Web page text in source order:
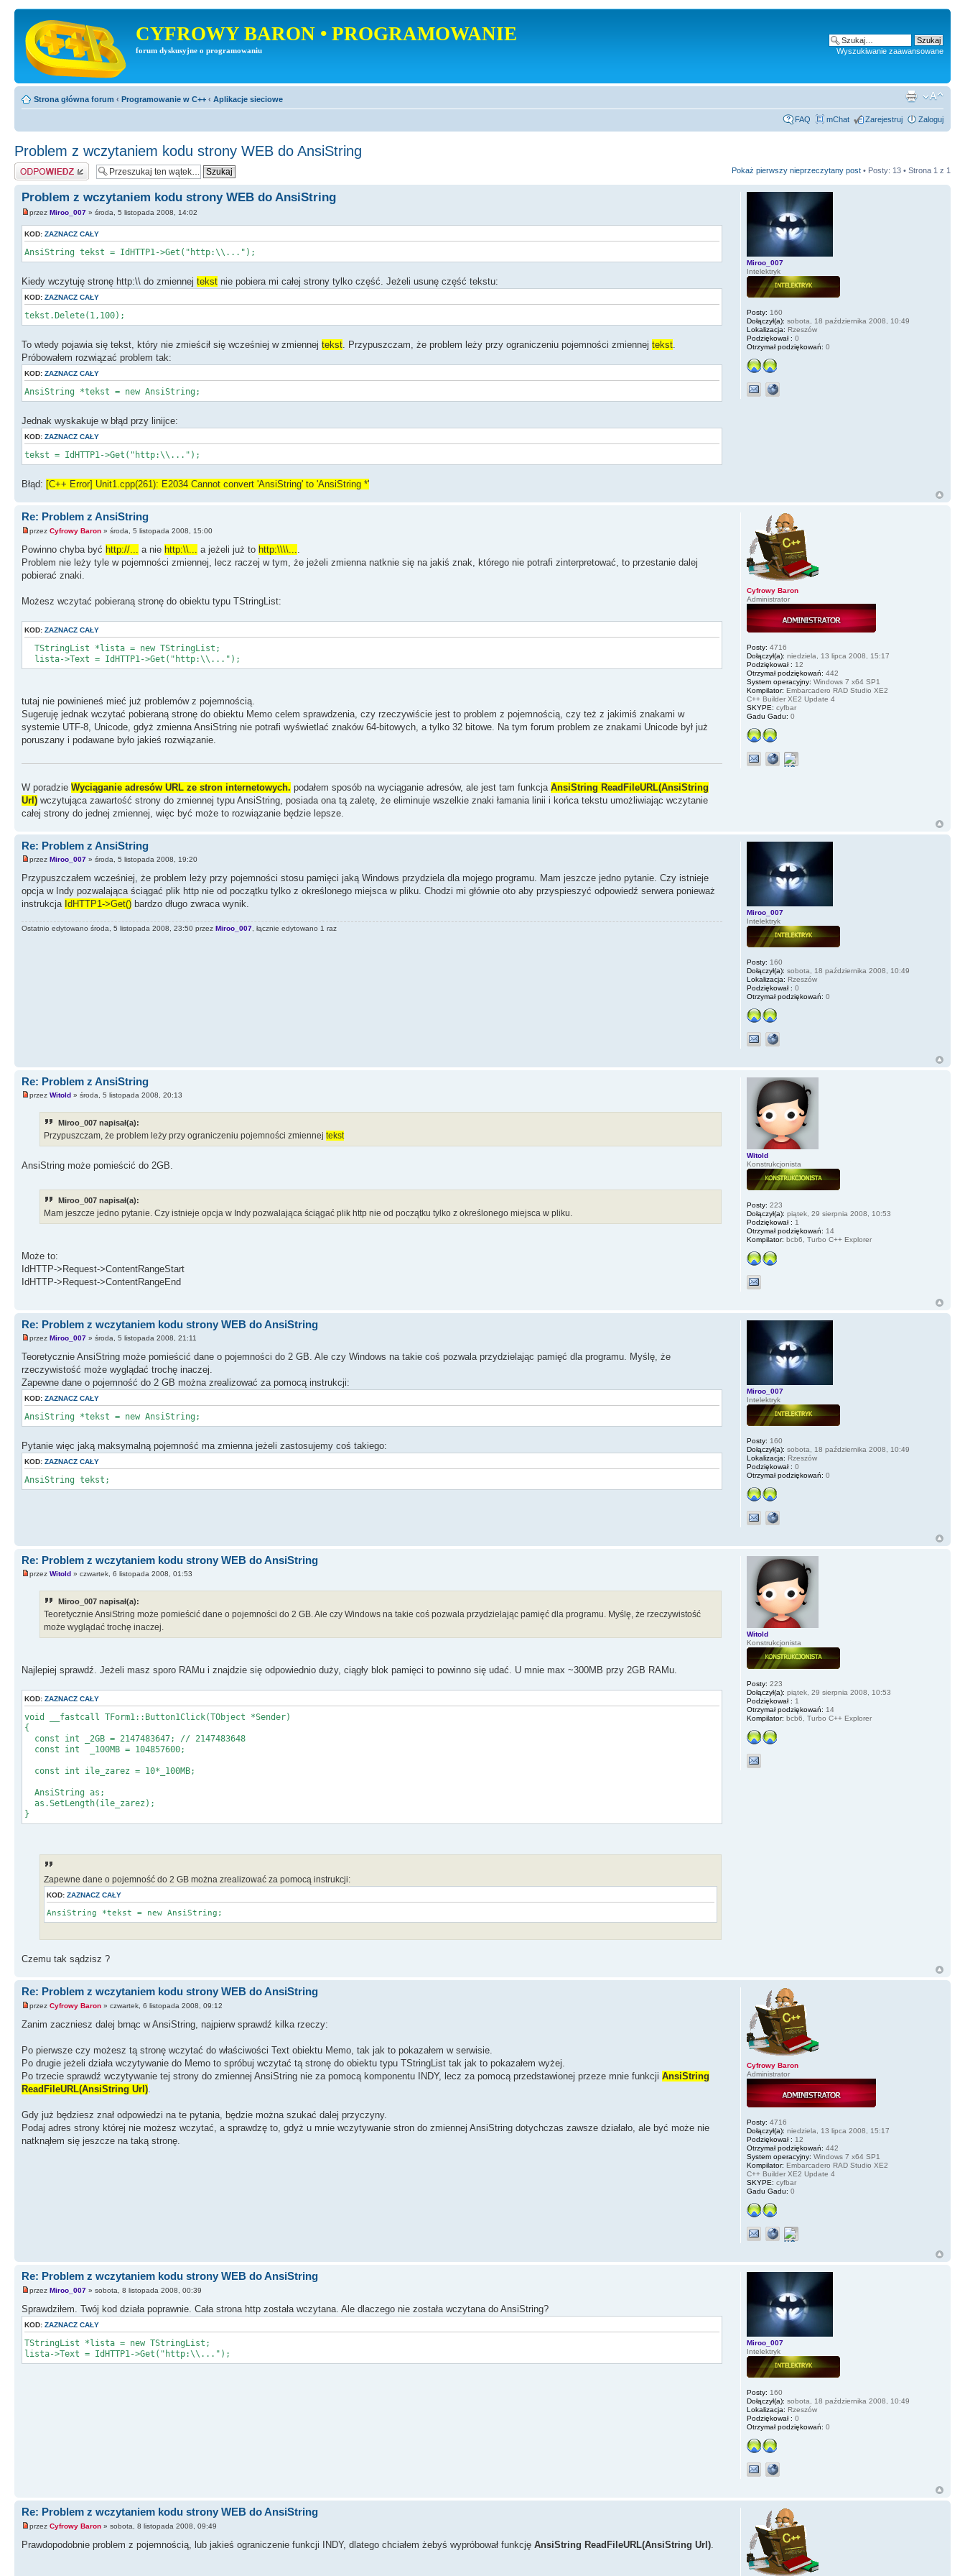
CYFROWY BARON • PROGRAMOWANIE
forum dyskusyjne o programowaniu Wyszukiwanie zaawansowane
Strona główna forum ‹ Programowanie w C++ ‹ Aplikacje sieciowe
FAQ mChat Zarejestruj Zaloguj
Problem z wczytaniem kodu strony WEB do AnsiString
Odpowiedz Pokaż pierwszy nieprzeczytany post • Posty: 13 • Strona 1 z 1
Problem z wczytaniem kodu strony WEB do AnsiString
przez Miroo_007 » środa, 5 listopada 2008, 14:02
KOD: ZAZNACZ CAŁY
AnsiString tekst = IdHTTP1->Get("http:\\...");
Kiedy wczytuję stronę http:\\ do zmiennej tekst nie pobiera mi całej strony tylko część. Jeżeli usunę część tekstu:
KOD: ZAZNACZ CAŁY
tekst.Delete(1,100);
To wtedy pojawia się tekst, który nie zmieścił się wcześniej w zmiennej tekst. Przypuszczam, że problem leży przy ograniczeniu pojemności zmiennej tekst.
Próbowałem rozwiązać problem tak:
KOD: ZAZNACZ CAŁY
AnsiString *tekst = new AnsiString;
Jednak wyskakuje w błąd przy linijce:
KOD: ZAZNACZ CAŁY
tekst = IdHTTP1->Get("http:\\...");
Błąd: [C++ Error] Unit1.cpp(261): E2034 Cannot convert 'AnsiString' to 'AnsiString *'
Miroo_007
Intelektryk
Posty: 160
Dołączył(a): sobota, 18 października 2008, 10:49
Lokalizacja: Rzeszów
Podziękował : 0
Otrzymał podziękowań: 0
Re: Problem z AnsiString
przez Cyfrowy Baron » środa, 5 listopada 2008, 15:00
Powinno chyba być http://... a nie http:\\... a jeżeli już to http:\\\\...
Problem nie leży tyle w pojemności zmiennej, lecz raczej w tym, że jeżeli zmienna natknie się na jakiś znak, którego nie potrafi zinterpretować, to przestanie dalej
pobierać znaki.
Możesz wczytać pobieraną stronę do obiektu typu TStringList:
KOD: ZAZNACZ CAŁY
TStringList *lista = new TStringList;
lista->Text = IdHTTP1->Get("http:\\...");
tutaj nie powinieneś mieć już problemów z pojemnością.
Sugeruję jednak wczytać pobieraną stronę do obiektu Memo celem sprawdzenia, czy rzeczywiście jest to problem z pojemnością, czy też z jakimiś znakami w
systemie UTF-8, Unicode, gdyż zmienna AnsiString nie potrafi wyświetlać znaków 64-bitowych, a tylko 32 bitowe. Na tym forum problem ze znakami Unicode był już
poruszany i podawane było jakieś rozwiązanie.
W poradzie Wyciąganie adresów URL ze stron internetowych. podałem sposób na wyciąganie adresów, ale jest tam funkcja AnsiString ReadFileURL(AnsiString
Url) wczytująca zawartość strony do zmiennej typu AnsiString, posiada ona tą zaletę, że eliminuje wszelkie znaki łamania linii i końca tekstu umożliwiając wczytanie
całej strony do jednej zmiennej, więc być może to rozwiązanie będzie lepsze.
Cyfrowy Baron
Administrator
Posty: 4716
Dołączył(a): niedziela, 13 lipca 2008, 15:17
Podziękował : 12
Otrzymał podziękowań: 442
System operacyjny: Windows 7 x64 SP1
Kompilator: Embarcadero RAD Studio XE2
C++ Builder XE2 Update 4
SKYPE: cyfbar
Gadu Gadu: 0
Re: Problem z AnsiString
przez Miroo_007 » środa, 5 listopada 2008, 19:20
Przypuszczałem wcześniej, że problem leży przy pojemności stosu pamięci jaką Windows przydziela dla mojego programu. Mam jeszcze jedno pytanie. Czy istnieje
opcja w Indy pozwalająca ściągać plik http nie od początku tylko z określonego miejsca w pliku. Chodzi mi głównie oto aby przyspieszyć odpowiedź serwera ponieważ
instrukcja IdHTTP1->Get() bardzo długo zwraca wynik.
Ostatnio edytowano środa, 5 listopada 2008, 23:50 przez Miroo_007 , łącznie edytowano 1 raz
Miroo_007
Intelektryk
Posty: 160
Dołączył(a): sobota, 18 października 2008, 10:49
Lokalizacja: Rzeszów
Podziękował : 0
Otrzymał podziękowań: 0
Re: Problem z AnsiString
przez Witold » środa, 5 listopada 2008, 20:13
Miroo_007 napisał(a):
Przypuszczam, że problem leży przy ograniczeniu pojemności zmiennej tekst
AnsiString może pomieścić do 2GB.
Miroo_007 napisał(a):
Mam jeszcze jedno pytanie. Czy istnieje opcja w Indy pozwalająca ściągać plik http nie od początku tylko z określonego miejsca w pliku.
Może to:
IdHTTP->Request->ContentRangeStart
IdHTTP->Request->ContentRangeEnd
Witold
Konstrukcjonista
Posty: 223
Dołączył(a): piątek, 29 sierpnia 2008, 10:53
Podziękował : 1
Otrzymał podziękowań: 14
Kompilator: bcb6, Turbo C++ Explorer
Re: Problem z wczytaniem kodu strony WEB do AnsiString
przez Miroo_007 » środa, 5 listopada 2008, 21:11
Teoretycznie AnsiString może pomieścić dane o pojemności do 2 GB. Ale czy Windows na takie coś pozwala przydzielając pamięć dla programu. Myślę, że
rzeczywistość może wyglądać trochę inaczej.
Zapewne dane o pojemność do 2 GB można zrealizować za pomocą instrukcji:
KOD: ZAZNACZ CAŁY
AnsiString *tekst = new AnsiString;
Pytanie więc jaką maksymalną pojemność ma zmienna jeżeli zastosujemy coś takiego:
KOD: ZAZNACZ CAŁY
AnsiString tekst;
Miroo_007
Intelektryk
Posty: 160
Dołączył(a): sobota, 18 października 2008, 10:49
Lokalizacja: Rzeszów
Podziękował : 0
Otrzymał podziękowań: 0
Re: Problem z wczytaniem kodu strony WEB do AnsiString
przez Witold » czwartek, 6 listopada 2008, 01:53
Miroo_007 napisał(a):
Teoretycznie AnsiString może pomieścić dane o pojemności do 2 GB. Ale czy Windows na takie coś pozwala przydzielając pamięć dla programu. Myślę, że rzeczywistość
może wyglądać trochę inaczej.
Najlepiej sprawdź. Jeżeli masz sporo RAMu i znajdzie się odpowiednio duży, ciągły blok pamięci to powinno się udać. U mnie max ~300MB przy 2GB RAMu.
KOD: ZAZNACZ CAŁY
void __fastcall TForm1::Button1Click(TObject *Sender)
{
const int _2GB = 2147483647; // 2147483648
const int _100MB = 104857600;
const int ile_zarez = 10*_100MB;
AnsiString as;
as.SetLength(ile_zarez);
}
Zapewne dane o pojemność do 2 GB można zrealizować za pomocą instrukcji:
KOD: ZAZNACZ CAŁY
AnsiString *tekst = new AnsiString;
Czemu tak sądzisz ?
Witold
Konstrukcjonista
Posty: 223
Dołączył(a): piątek, 29 sierpnia 2008, 10:53
Podziękował : 1
Otrzymał podziękowań: 14
Kompilator: bcb6, Turbo C++ Explorer
Re: Problem z wczytaniem kodu strony WEB do AnsiString
przez Cyfrowy Baron » czwartek, 6 listopada 2008, 09:12
Zanim zaczniesz dalej brnąc w AnsiString, najpierw sprawdź kilka rzeczy:
Po pierwsze czy możesz tą stronę wczytać do właściwości Text obiektu Memo, tak jak to pokazałem w serwisie.
Po drugie jeżeli działa wczytywanie do Memo to spróbuj wczytać tą stronę do obiektu typu TStringList tak jak to pokazałem wyżej.
Po trzecie sprawdź wczytywanie tej strony do zmiennej AnsiString nie za pomocą komponentu INDY, lecz za pomocą przedstawionej przeze mnie funkcji AnsiString
ReadFileURL(AnsiString Url)
Gdy już będziesz znał odpowiedzi na te pytania, będzie można szukać dalej przyczyny.
Podaj adres strony której nie możesz wczytać, a sprawdzę to, gdyż u mnie wczytywanie stron do zmiennej AnsiString dotychczas zawsze działało, ale być może nie
natknąłem się jeszcze na taką stronę.
Cyfrowy Baron
Administrator
Posty: 4716
Dołączył(a): niedziela, 13 lipca 2008, 15:17
Podziękował : 12
Otrzymał podziękowań: 442
System operacyjny: Windows 7 x64 SP1
Kompilator: Embarcadero RAD Studio XE2
C++ Builder XE2 Update 4
SKYPE: cyfbar
Gadu Gadu: 0
Re: Problem z wczytaniem kodu strony WEB do AnsiString
przez Miroo_007 » sobota, 8 listopada 2008, 00:39
Sprawdziłem. Twój kod działa poprawnie. Cała strona http została wczytana. Ale dlaczego nie została wczytana do AnsiString?
KOD: ZAZNACZ CAŁY
TStringList *lista = new TStringList;
lista->Text = IdHTTP1->Get("http:\\...");
Miroo_007
Intelektryk
Posty: 160
Dołączył(a): sobota, 18 października 2008, 10:49
Lokalizacja: Rzeszów
Podziękował : 0
Otrzymał podziękowań: 0
Re: Problem z wczytaniem kodu strony WEB do AnsiString
przez Cyfrowy Baron » sobota, 8 listopada 2008, 09:49
Prawdopodobnie problem z pojemnością, lub jakieś ograniczenie funkcji INDY, dlatego chciałem żebyś wypróbował funkcję AnsiString ReadFileURL(AnsiString Url)